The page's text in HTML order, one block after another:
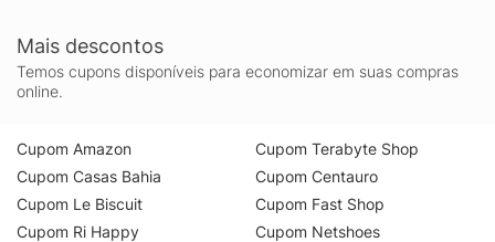
Mais descontos
Temos cupons disponíveis para economizar em suas compras
online.
Cupom Amazon
Cupom Casas Bahia
Cupom Le Biscuit
Cupom Ri Happy
Cupom Terabyte Shop
Cupom Centauro
Cupom Fast Shop
Cupom Netshoes